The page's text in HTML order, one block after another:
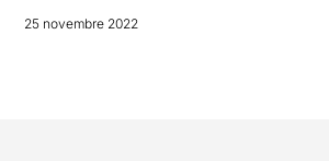
25 novembre 2022